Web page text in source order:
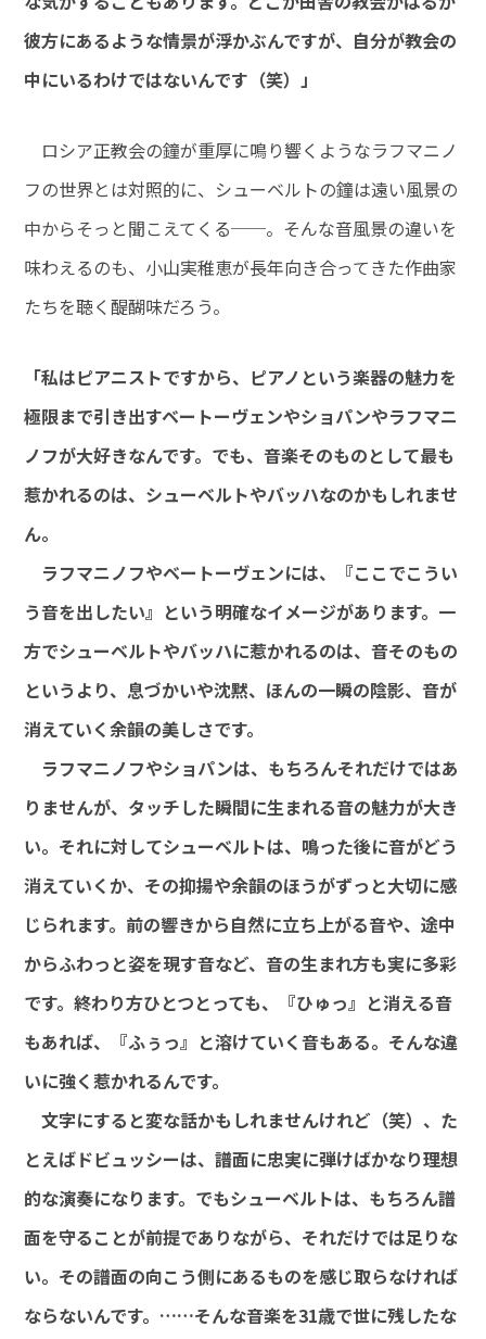
彼方にあるような情景が浮かぶんですが、自分が教会の
中にいるわけではないんです（笑）」
ロシア正教会の鐘が重厚に鳴り響くようなラフマニノ
フの世界とは対照的に、シューベルトの鐘は遠い風景の
中からそっと聞こえてくる──。そんな音風景の違いを
味わえるのも、小山実稚恵が長年向き合ってきた作曲家
たちを聴く醍醐味だろう。
「私はピアニストですから、ピアノという楽器の魅力を
極限まで引き出すベートーヴェンやショパンやラフマニ
ノフが大好きなんです。でも、音楽そのものとして最も
惹かれるのは、シューベルトやバッハなのかもしれませ
ん。
ラフマニノフやベートーヴェンには、『ここでこうい
う音を出したい』という明確なイメージがあります。一
方でシューベルトやバッハに惹かれるのは、音そのもの
というより、息づかいや沈黙、ほんの一瞬の陰影、音が
消えていく余韻の美しさです。
ラフマニノフやショパンは、もちろんそれだけではあ
りませんが、タッチした瞬間に生まれる音の魅力が大き
い。それに対してシューベルトは、鳴った後に音がどう
消えていくか、その抑揚や余韻のほうがずっと大切に感
じられます。前の響きから自然に立ち上がる音や、途中
からふわっと姿を現す音など、音の生まれ方も実に多彩
です。終わり方ひとつとっても、『ひゅっ』と消える音
もあれば、『ふぅっ』と溶けていく音もある。そんな違
いに強く惹かれるんです。
文字にすると変な話かもしれませんけれど（笑）、た
とえばドビュッシーは、譜面に忠実に弾けばかなり理想
的な演奏になります。でもシューベルトは、もちろん譜
面を守ることが前提でありながら、それだけでは足りな
い。その譜面の向こう側にあるものを感じ取らなければ
ならないんです。……そんな音楽を31歳で世に残したな